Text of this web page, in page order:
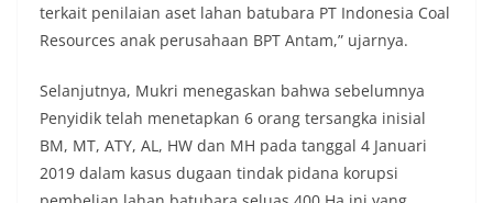
terkait penilaian aset lahan batubara PT Indonesia Coal
Resources anak perusahaan BPT Antam,” ujarnya.
Selanjutnya, Mukri menegaskan bahwa sebelumnya
Penyidik telah menetapkan 6 orang tersangka inisial
BM, MT, ATY, AL, HW dan MH pada tanggal 4 Januari
2019 dalam kasus dugaan tindak pidana korupsi